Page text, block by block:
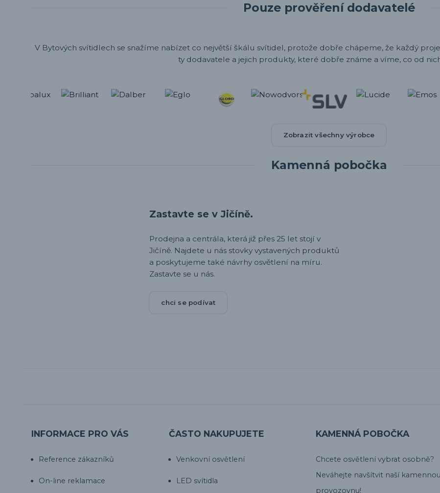
Pouze prověření dodavatelé
V Bytových svítidlech se snažíme nabízet co největší škálu svítidel, protože dobře chápeme, že každý
ty dodavatele a jejich produkty, které dobře známe a víme, co od
Zobrazit všechny výrobce
Kamenná pobočka
Zastavte se v Jičíně.
Prodejna a centrála, která již přes 25 let stojí v
Jičíně. Najdete u nás stovky vystavených produktů
a poskytujeme také návrhy osvětlení na míru.
Zastavte se u nás.
chci se podívat
INFORMACE PRO VÁS
Reference zákazníků
On-line reklamace
ČASTO NAKUPUJETE
Venkovní osvětlení
LED svítidla
KAMENNÁ POBOČKA
Chcete osvětlení vybrat osobně?
Neváhejte navšítvit naší kamennou
provozovnu!